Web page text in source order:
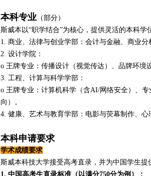
本科专业 （部分）
斯威本以“职学结合”为核心，提供灵活的本科学
1. 商业、法律与创业学部：会计与金融、商业
2. 设计学院：
o 王牌专业：传播设计（视觉传达）、品牌环境
3. 工程、计算与科学学部：
o 王牌专业：计算机科学（含AI/网络安全）、
向）。
4. 健康、艺术与教育学部：电影与荧幕制作、心
本科申请要求
学术成绩要求
斯威本科技大学接受高考直录，并为中国学生提
1. 中国高考生直录标准（以满分750分为例）：